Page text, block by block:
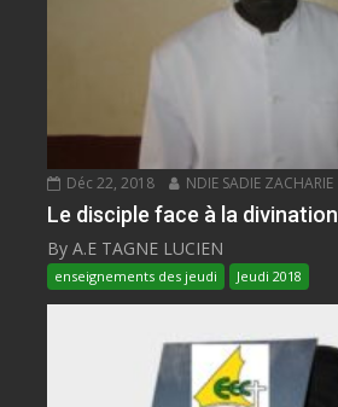
Déc 22, 2018 NDIE SADIE ZACHARIE
Le disciple face à la divination
By A.E TAGNE LUCIEN
enseignements des jeudi Jeudi 2018